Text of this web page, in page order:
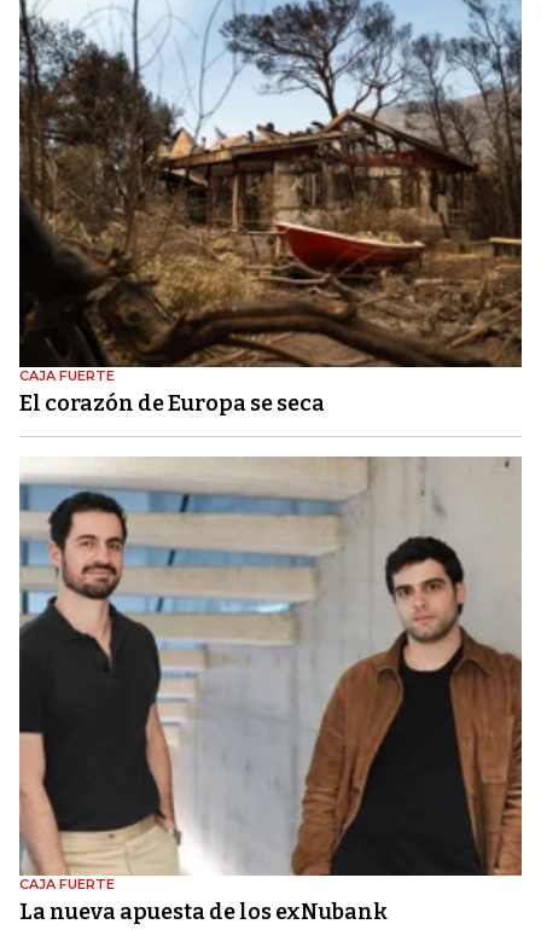
CAJA FUERTE
El corazón de Europa se seca
CAJA FUERTE
La nueva apuesta de los exNubank